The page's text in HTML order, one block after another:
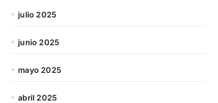
julio 2025
junio 2025
mayo 2025
abril 2025